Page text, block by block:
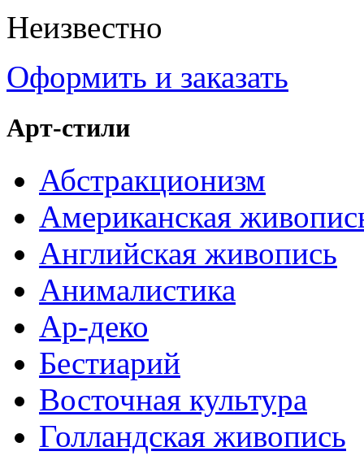
Неизвестно
Оформить и заказать
Арт-стили
Абстракционизм
Американская
Английская живопись
Анималистика
Ар-деко
Бестиарий
Восточная культура
Голландская живопись